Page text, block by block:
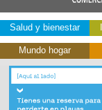
Salud y bienestar
Mundo hogar